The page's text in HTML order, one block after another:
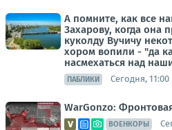
А помните, как все
Захарову, когда она
куколду Вучичу
хором вопили - "да
насмехаться над
ПАБЛИКИ Сегодня, 11:00
WarGonzo:
ВОЕНКОРЫ